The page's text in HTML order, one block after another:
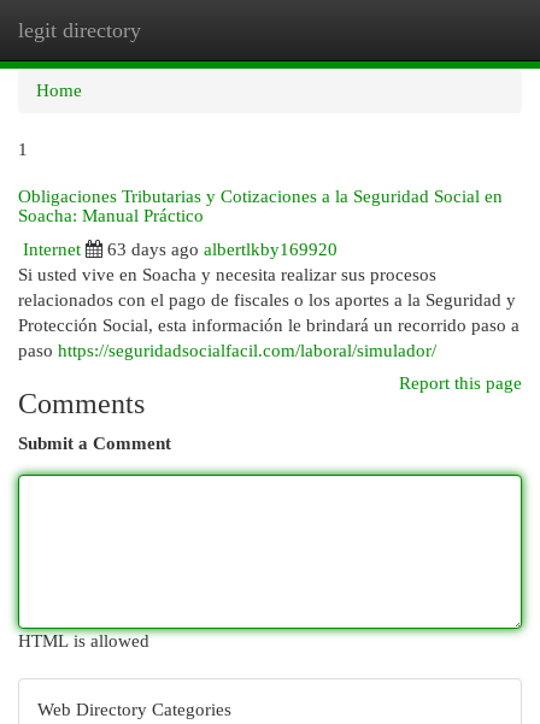
legit directory
Home
1
Obligaciones Tributarias y Cotizaciones a la Seguridad Social en
Soacha: Manual Práctico
Internet
63 days ago albertlkby169920
Si usted vive en Soacha y necesita realizar sus procesos
relacionados con el pago de fiscales o los aportes a la Seguridad y
Protección Social, esta información le brindará un recorrido paso a
paso https://seguridadsocialfacil.com/laboral/simulador/
Report this page
Comments
Submit a Comment
HTML is allowed
Web Directory Categories